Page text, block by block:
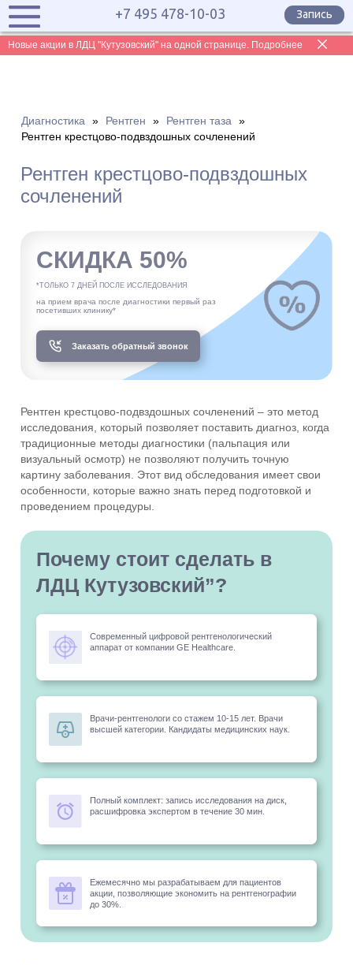
Новые акции в ЛДЦ "Кутузовский" на одной странице. Подробнее
+7 495 478-10-03 Запись
Диагностика » Рентген » Рентген таза
»
Рентген крестцово-подвздошных сочленений
Рентген крестцово-подвздошных
сочленений
СКИДКА 50%
*ТОЛЬКО 7 ДНЕЙ ПОСЛЕ ИССЛЕДОВАНИЯ
на прием врача после диагностики первый раз
посетивших клинику*
Заказать обратный звонок
Рентген крестцово-подвздошных сочленений – это метод
исследования, который позволяет поставить диагноз, когда
традиционные методы диагностики (пальпация или
визуальный осмотр) не позволяют получить точную
картину заболевания. Этот вид обследования имеет свои
особенности, которые важно знать перед подготовкой и
проведением процедуры.
Почему стоит сделать в
ЛДЦ Кутузовский”?
Современный цифровой рентгенологический
аппарат от компании GE Healthcare.
Врачи-рентгенологи со стажем 10-15 лет. Врачи
высшей категории. Кандидаты медицинских наук.
Полный комплект: запись исследования на диск,
расшифровка экспертом в течение 30 мин.
Ежемесячно мы разрабатываем для пациентов
акции, позволяющие экономить на рентгенографии
до 30%.